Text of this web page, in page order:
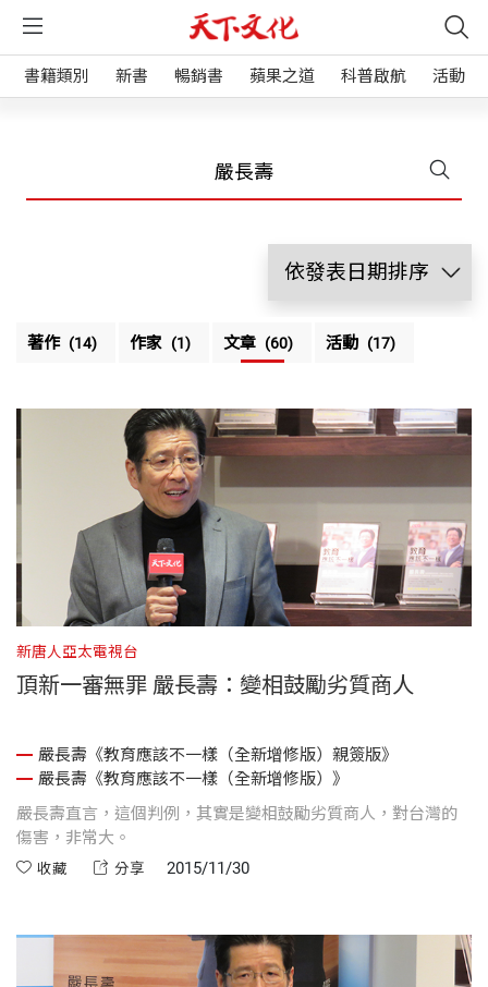
書籍類別 新書 暢銷書 蘋果之道 科普啟航 活動
著作 (14) 作家 (1) 文章 (60) 活動 (17)
新唐人亞太電視台
頂新一審無罪 嚴長壽：變相鼓勵劣質商人
嚴長壽《教育應該不一樣（全新增修版）親簽版》
嚴長壽《教育應該不一樣（全新增修版）》
嚴長壽直言，這個判例，其實是變相鼓勵劣質商人，對台灣的
傷害，非常大。
收藏 分享 2015/11/30